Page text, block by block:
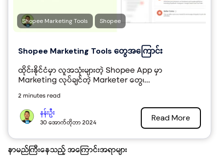
နာမည်ကြီးနေသည့် အကြောင်းအရာများ
Shopee Marketing Tools Shopee
Shopee Marketing Tools တွေအကြောင်း
ထိုင်းနိုင်ငံမှာ လူအသုံးများတဲ့ Shopee App မှာ
Marketing လုပ်ချင်တဲ့ Marketer တွေ၊...
2 minutes read
နန်းဦး
30 အောက်တိုဘာ 2024
Read More